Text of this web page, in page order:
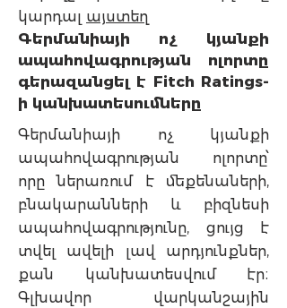
կարդալ այստեղ
Գերմանիայի ոչ կյանքի
ապահովագրության ոլորտը
գերազանցել է Fitch Ratings-
ի կանխատեսումները
Գերմանիայի ոչ կյանքի
ապահովագրության ոլորտը՝
որը ներառում է մեքենաների,
բնակարանների և բիզնեսի
ապահովագրությունը, ցույց է
տվել ավելի լավ արդյունքներ,
քան կանխատեսվում էր։
Գլխավոր վարկանշային